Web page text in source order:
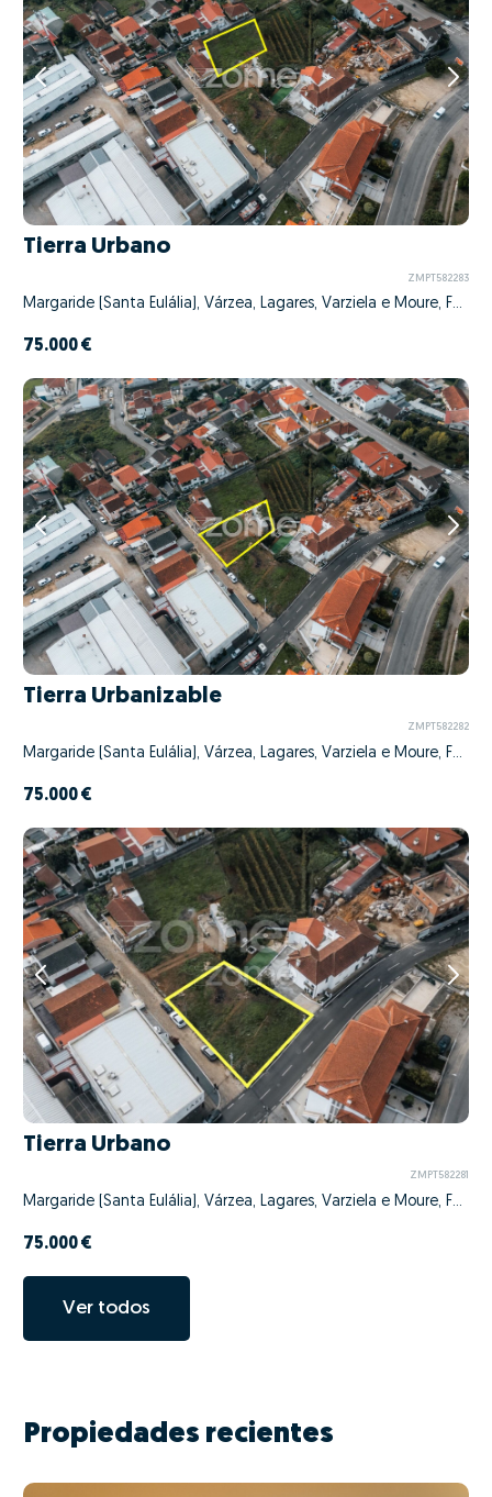
Tierra Urbano
ZMPT582283
Margaride (Santa Eulália), Várzea, Lagares, Varziela e Moure, Felgueiras, Porto
75.000 €
Tierra Urbanizable
ZMPT582282
Margaride (Santa Eulália), Várzea, Lagares, Varziela e Moure, Felgueiras, Porto
75.000 €
Tierra Urbano
ZMPT582281
Margaride (Santa Eulália), Várzea, Lagares, Varziela e Moure, Felgueiras, Porto
75.000 €
Ver todos
Propiedades recientes